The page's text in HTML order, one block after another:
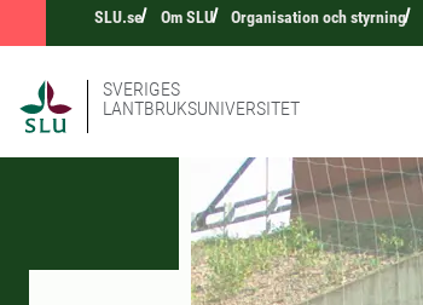
SLU.se Om SLU Organisation och styrning
SVERIGES
LANTBRUKSUNIVERSITET